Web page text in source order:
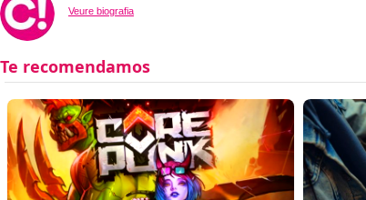
Veure biografia